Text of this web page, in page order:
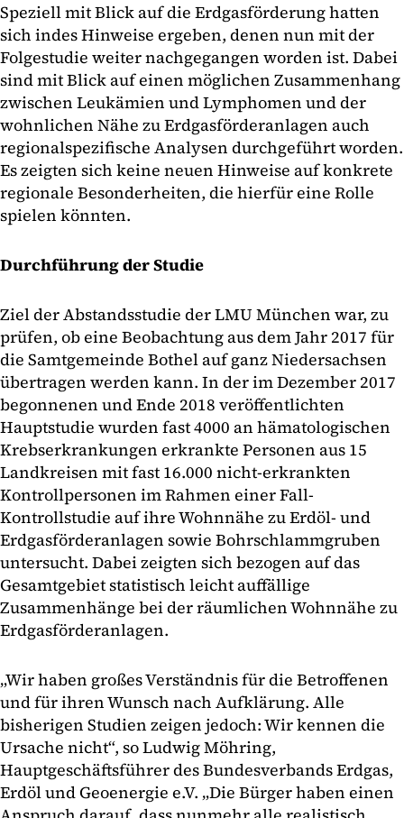
Speziell mit Blick auf die Erdgasförderung hatten
sich indes Hinweise ergeben, denen nun mit der
Folgestudie weiter nachgegangen worden ist. Dabei
sind mit Blick auf einen möglichen Zusammenhang
zwischen Leukämien und Lymphomen und der
wohnlichen Nähe zu Erdgasförderanlagen auch
regionalspezifische Analysen durchgeführt worden.
Es zeigten sich keine neuen Hinweise auf konkrete
regionale Besonderheiten, die hierfür eine Rolle
spielen könnten.
Durchführung der Studie
Ziel der Abstandsstudie der LMU München war, zu
prüfen, ob eine Beobachtung aus dem Jahr 2017 für
die Samtgemeinde Bothel auf ganz Niedersachsen
übertragen werden kann. In der im Dezember 2017
begonnenen und Ende 2018 veröffentlichten
Hauptstudie wurden fast 4000 an hämatologischen
Krebserkrankungen erkrankte Personen aus 15
Landkreisen mit fast 16.000 nicht-erkrankten
Kontrollpersonen im Rahmen einer Fall-
Kontrollstudie auf ihre Wohnnähe zu Erdöl- und
Erdgasförderanlagen sowie Bohrschlammgruben
untersucht. Dabei zeigten sich bezogen auf das
Gesamtgebiet statistisch leicht auffällige
Zusammenhänge bei der räumlichen Wohnnähe zu
Erdgasförderanlagen.
„Wir haben großes Verständnis für die Betroffenen
und für ihren Wunsch nach Aufklärung. Alle
bisherigen Studien zeigen jedoch: Wir kennen die
Ursache nicht“, so Ludwig Möhring,
Hauptgeschäftsführer des Bundesverbands Erdgas,
Erdöl und Geoenergie e.V. „Die Bürger haben einen